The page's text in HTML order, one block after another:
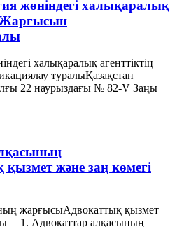
жөніндегі халықаралық
Жарғысын
халықаралық агенттіктің
туралыҚазақстан
22 наурыздағы № 82-V Заңы
және заң көмегі
жарғысыАдвокаттық қызмет
1. Адвокаттар алқасының